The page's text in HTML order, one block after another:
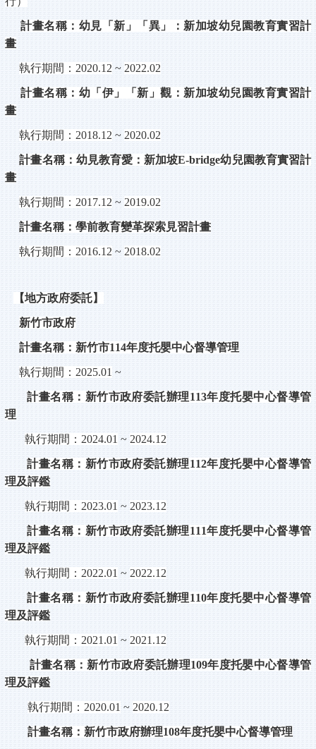
計畫名稱：幼見「新」「異」：新加坡幼兒園教育實習計
畫
執行期間： 2020.12 ~ 2022.02
計畫名稱：幼「伊」「新」觀：新加坡幼兒園教育實習計
畫
執行期間： 2018.12 ~ 2020.02
計畫名稱：幼見教育愛：新加坡E-bridge幼兒園教育實習計
畫
執行期間： 2017.12 ~ 2019.02
計畫名稱：學前教育變革探索見習計畫
執行期間： 2016.12 ~ 2018.02
【地方政府委託】
新竹市政府
計畫名稱：新竹市114年度托嬰中心督導管理
執行期間： 2025.01 ~
計畫名稱：新竹市政府委託辦理113年度托嬰中心督導管
理
執行期間： 2024.01 ~ 2024.12
計畫名稱：新竹市政府委託辦理112年度托嬰中心督導管
理及評鑑
執行期間： 2023.01 ~ 2023.12
計畫名稱：新竹市政府委託辦理111年度托嬰中心督導管
理及評鑑
執行期間： 2022.01 ~ 2022.12
計畫名稱：新竹市政府委託辦理110年度托嬰中心督導管
理及評鑑
執行期間： 2021.01 ~ 2021.12
計畫名稱：新竹市政府委託辦理109年度托嬰中心督導管
理及評鑑
執行期間： 2020.01 ~ 2020.12
計畫名稱：新竹市政府辦理108年度托嬰中心督導管理